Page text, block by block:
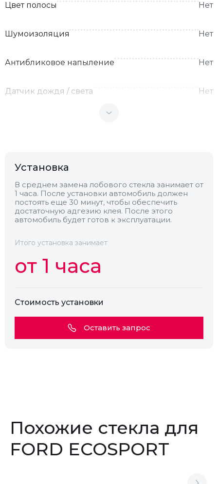
Цвет полосы Нет
Шумоизоляция Нет
Антибликовое напыление Нет
Датчик дождя / света Нет
Обогрев
Установка
В среднем замена лобового стекла занимает от
1 часа. После установки автомобиль должен
постоять еще 30 минут, чтобы обеспечить
достаточную адгезию клея. После этого
автомобиль будет готов к эксплуатации.
Итого установка занимает
от 1 часа
Стоимость установки
Оставить запрос
Похожие стекла для
FORD ECOSPORT